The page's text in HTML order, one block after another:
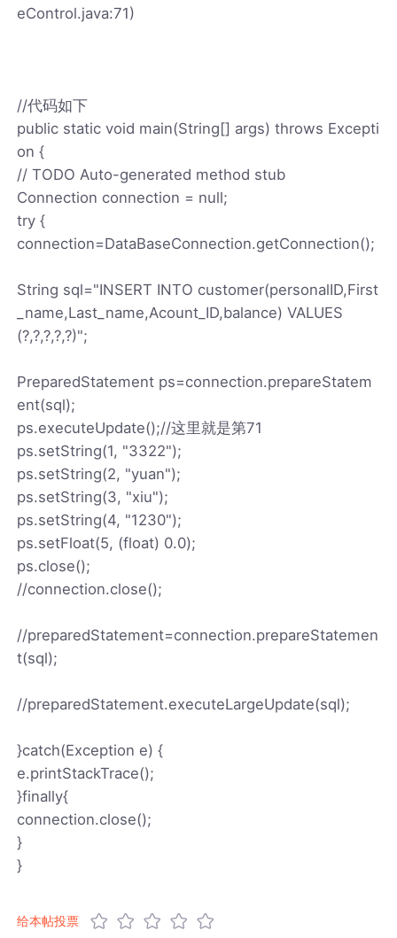
eControl.java:71)
//代码如下
public static void main(String[] args) throws Excepti
on {
// TODO Auto-generated method stub
Connection connection = null;
try {
connection=DataBaseConnection.getConnection();
String sql="INSERT INTO customer(personalID,First
_name,Last_name,Acount_ID,balance) VALUES
(?,?,?,?,?)";
PreparedStatement ps=connection.prepareStatem
ent(sql);
ps.executeUpdate();//这里就是第71
ps.setString(1, "3322");
ps.setString(2, "yuan");
ps.setString(3, "xiu");
ps.setString(4, "1230");
ps.setFloat(5, (float) 0.0);
ps.close();
//connection.close();
//preparedStatement=connection.prepareStatemen
t(sql);
//preparedStatement.executeLargeUpdate(sql);
}catch(Exception e) {
e.printStackTrace();
}finally{
connection.close();
}
}
给本帖投票